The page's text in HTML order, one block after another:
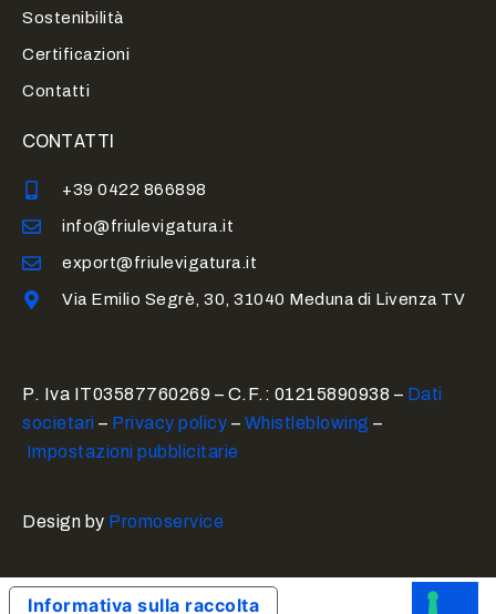
Sostenibilità
Certificazioni
Contatti
CONTATTI
+39 0422 866898
info@friulevigatura.it
export@friulevigatura.it
Via Emilio Segrè, 30, 31040 Meduna di Livenza TV
P. Iva IT03587760269 – C.F.: 01215890938 – Dati
societari – Privacy policy – Whistleblowing –
Impostazioni pubblicitarie
Design by Promoservice
Informativa sulla raccolta